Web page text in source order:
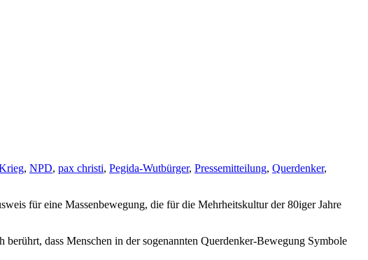
, NPD, pax christi, Pegida-Wutbürger, Pressemitteilung, Querdenker,
für eine Massenbewegung, die für die Mehrheitskultur der 80iger Jahre
dass Menschen in der sogenannten Querdenker-Bewegung Symbole